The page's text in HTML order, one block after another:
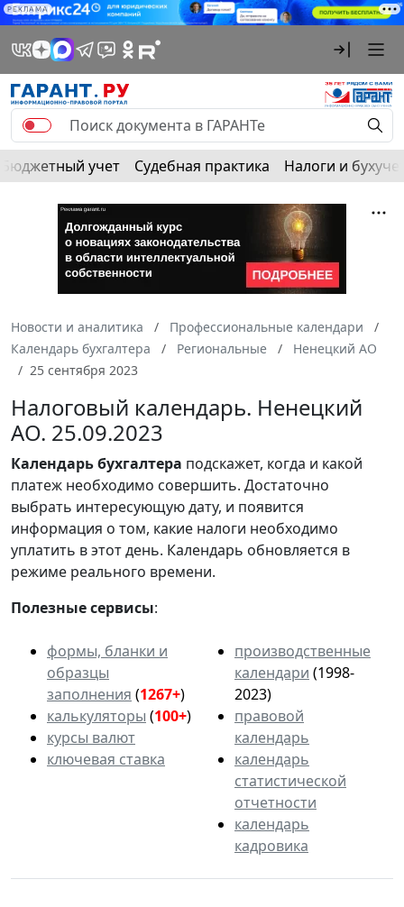
РЕКЛАМА
Бюджетный учет Судебная практика Налоги и
Новости и аналитика
Профессиональные календари
Календарь бухгалтера
Региональные
Ненецкий АО
25 сентября 2023
Налоговый календарь. Ненецкий
АО. 25.09.2023
Календарьбухгалтера подскажет, когда и какой
платеж необходимо совершить. Достаточно
выбрать интересующую дату, и появится
информация о том, какие налоги необходимо
уплатить в этот день. Календарь обновляется в
режиме реального времени.
Полезные сервисы:
формы, бланки и
образцы
заполнения (1267+)
калькуляторы (100+)
курсы валют
ключевая ставка
производственные
календари (1998-
2023)
правовой
календарь
календарь
статистической
отчетности
календарь
кадровика